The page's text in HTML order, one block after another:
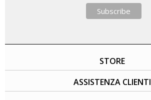
STORE
ASSISTENZA CLIENTI